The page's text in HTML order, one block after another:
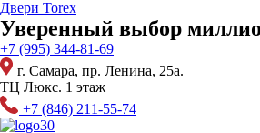
Перейти
к
содержимому
Двери Torex
Уверенный выбор
+7 (995) 344-81-69
г. Самара, пр. Ленина, 25а.
ТЦ Люкс. 1 этаж
+7 (846) 211-55-74